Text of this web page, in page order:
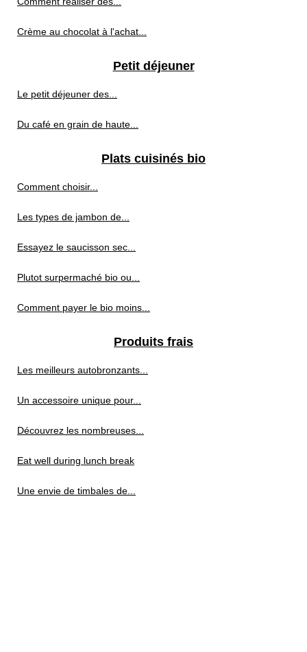
Crème au chocolat à l'achat...
Petit déjeuner
Le petit déjeuner des...
Du café en grain de haute...
Plats cuisinés bio
Comment choisir...
Les types de jambon de...
Essayez le saucisson sec...
Plutot surpermaché bio ou...
Comment payer le bio moins...
Produits frais
Les meilleurs autobronzants...
Un accessoire unique pour...
Découvrez les nombreuses...
Eat well during lunch break
Une envie de timbales de...